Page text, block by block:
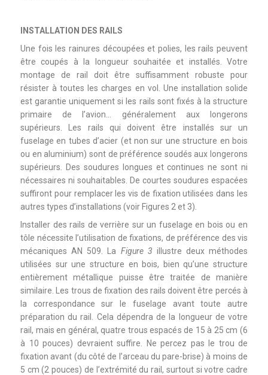
INSTALLATION DES RAILS
Une fois les rainures découpées et polies, les rails peuvent
être coupés à la longueur souhaitée et installés. Votre
montage de rail doit être suffisamment robuste pour
résister à toutes les charges en vol. Une installation solide
est garantie uniquement si les rails sont fixés à la structure
primaire de l’avion… généralement aux longerons
supérieurs. Les rails qui doivent être installés sur un
fuselage en tubes d’acier (et non sur une structure en bois
ou en aluminium) sont de préférence soudés aux longerons
supérieurs. Des soudures longues et continues ne sont ni
nécessaires ni souhaitables. De courtes soudures espacées
suffiront pour remplacer les vis de fixation utilisées dans les
autres types d’installations (voir Figures 2 et 3).
Installer des rails de verrière sur un fuselage en bois ou en
tôle nécessite l’utilisation de fixations, de préférence des vis
mécaniques AN 509. La Figure 3 illustre deux méthodes
utilisées sur une structure en bois, bien qu’une structure
entièrement métallique puisse être traitée de manière
similaire. Les trous de fixation des rails doivent être percés à
la correspondance sur le fuselage avant toute autre
préparation du rail. Cela dépendra de la longueur de votre
rail, mais en général, quatre trous espacés de 15 à 25 cm (6
à 10 pouces) devraient suffire. Ne percez pas le trou de
fixation avant (du côté de l’arceau du pare-brise) à moins de
5 cm (2 pouces) de l’extrémité du rail, surtout si votre cadre